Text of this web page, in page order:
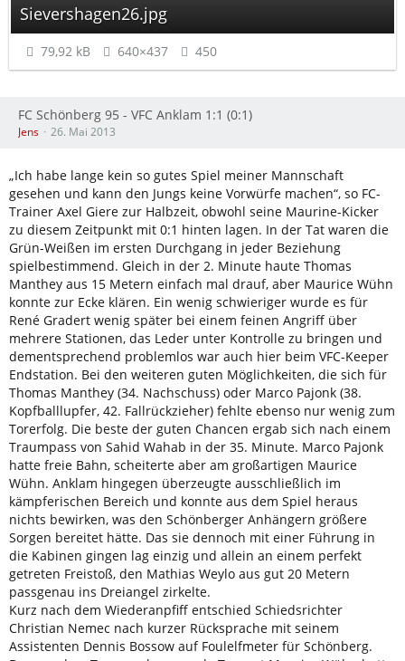
Sievershagen26.jpg
79,92 kB 640×437 450
FC Schönberg 95 - VFC Anklam 1:1 (0:1)
Jens 26. Mai 2013
„Ich habe lange kein so gutes Spiel meiner Mannschaft
gesehen und kann den Jungs keine Vorwürfe machen“, so FC-
Trainer Axel Giere zur Halbzeit, obwohl seine Maurine-Kicker
zu diesem Zeitpunkt mit 0:1 hinten lagen. In der Tat waren die
Grün-Weißen im ersten Durchgang in jeder Beziehung
spielbestimmend. Gleich in der 2. Minute haute Thomas
Manthey aus 15 Metern einfach mal drauf, aber Maurice Wühn
konnte zur Ecke klären. Ein wenig schwieriger wurde es für
René Gradert wenig später bei einem feinen Angriff über
mehrere Stationen, das Leder unter Kontrolle zu bringen und
dementsprechend problemlos war auch hier beim VFC-Keeper
Endstation. Bei den weiteren guten Möglichkeiten, die sich für
Thomas Manthey (34. Nachschuss) oder Marco Pajonk (38.
Kopfballlupfer, 42. Fallrückzieher) fehlte ebenso nur wenig zum
Torerfolg. Die beste der guten Chancen ergab sich nach einem
Traumpass von Sahid Wahab in der 35. Minute. Marco Pajonk
hatte freie Bahn, scheiterte aber am großartigen Maurice
Wühn. Anklam hingegen überzeugte ausschließlich im
kämpferischen Bereich und konnte aus dem Spiel heraus
nichts bewirken, was den Schönberger Anhängern größere
Sorgen bereitet hätte. Das sie dennoch mit einer Führung in
die Kabinen gingen lag einzig und allein an einem perfekt
getreten Freistoß, den Mathias Weylo aus gut 20 Metern
passgenau ins Dreiangel zirkelte.
Kurz nach dem Wiederanpfiff entschied Schiedsrichter
Christian Nemec nach kurzer Rücksprache mit seinem
Assistenten Dennis Bossow auf Foulelfmeter für Schönberg.